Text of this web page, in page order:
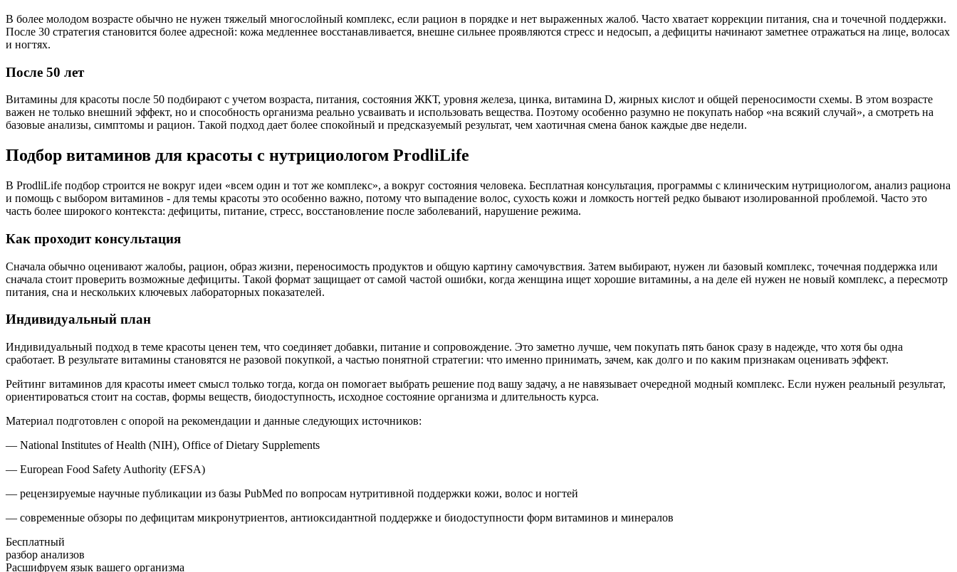
В более молодом возрасте обычно не нужен тяжелый многослойный комплекс, если рацион в порядке и нет выраженных жалоб. Часто хватает коррекции питания, сна и точечной поддержки.
После 30 стратегия становится более адресной: кожа медленнее восстанавливается, внешне сильнее проявляются стресс и недосып, а дефициты начинают заметнее отражаться на лице, волосах
и ногтях.
После 50 лет
Витамины для красоты после 50 подбирают с учетом возраста, питания, состояния ЖКТ, уровня железа, цинка, витамина D, жирных кислот и общей переносимости схемы. В этом возрасте
важен не только внешний эффект, но и способность организма реально усваивать и использовать вещества. Поэтому особенно разумно не покупать набор «на всякий случай», а смотреть на
базовые анализы, симптомы и рацион. Такой подход дает более спокойный и предсказуемый результат, чем хаотичная смена банок каждые две недели.
Подбор витаминов для красоты с нутрициологом ProdliLife
В ProdliLife подбор строится не вокруг идеи «всем один и тот же комплекс», а вокруг состояния человека. Бесплатная консультация, программы с клиническим нутрициологом, анализ рациона
и помощь с выбором витаминов - для темы красоты это особенно важно, потому что выпадение волос, сухость кожи и ломкость ногтей редко бывают изолированной проблемой. Часто это
часть более широкого контекста: дефициты, питание, стресс, восстановление после заболеваний, нарушение режима.
Как проходит консультация
Сначала обычно оценивают жалобы, рацион, образ жизни, переносимость продуктов и общую картину самочувствия. Затем выбирают, нужен ли базовый комплекс, точечная поддержка или
сначала стоит проверить возможные дефициты. Такой формат защищает от самой частой ошибки, когда женщина ищет хорошие витамины, а на деле ей нужен не новый комплекс, а пересмотр
питания, сна и нескольких ключевых лабораторных показателей.
Индивидуальный план
Индивидуальный подход в теме красоты ценен тем, что соединяет добавки, питание и сопровождение. Это заметно лучше, чем покупать пять банок сразу в надежде, что хотя бы одна
сработает. В результате витамины становятся не разовой покупкой, а частью понятной стратегии: что именно принимать, зачем, как долго и по каким признакам оценивать эффект.
Рейтинг витаминов для красоты имеет смысл только тогда, когда он помогает выбрать решение под вашу задачу, а не навязывает очередной модный комплекс. Если нужен реальный результат,
ориентироваться стоит на состав, формы веществ, биодоступность, исходное состояние организма и длительность курса.
Материал подготовлен с опорой на рекомендации и данные следующих источников:
— National Institutes of Health (NIH), Office of Dietary Supplements
— European Food Safety Authority (EFSA)
— рецензируемые научные публикации из базы PubMed по вопросам нутритивной поддержки кожи, волос и ногтей
— современные обзоры по дефицитам микронутриентов, антиоксидантной поддержке и биодоступности форм витаминов и минералов
Бесплатный
разбор анализов
Расшифруем язык вашего организма